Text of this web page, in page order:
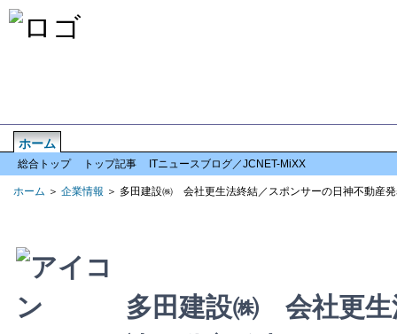
ホーム
総合トップ トップ記事 ITニュースブログ／JCNET-MiXX
ホーム ＞ 企業情報 ＞ 多田建設㈱ 会社更生法終結／スポンサーの日神不動産
多田建設㈱ 会社更生